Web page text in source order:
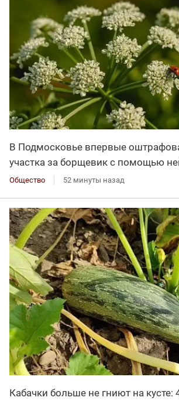
В Подмосковье впервые
участка за борщевик с помощью
Общество 52 минуты назад
Кабачки больше не гниют на кусте: